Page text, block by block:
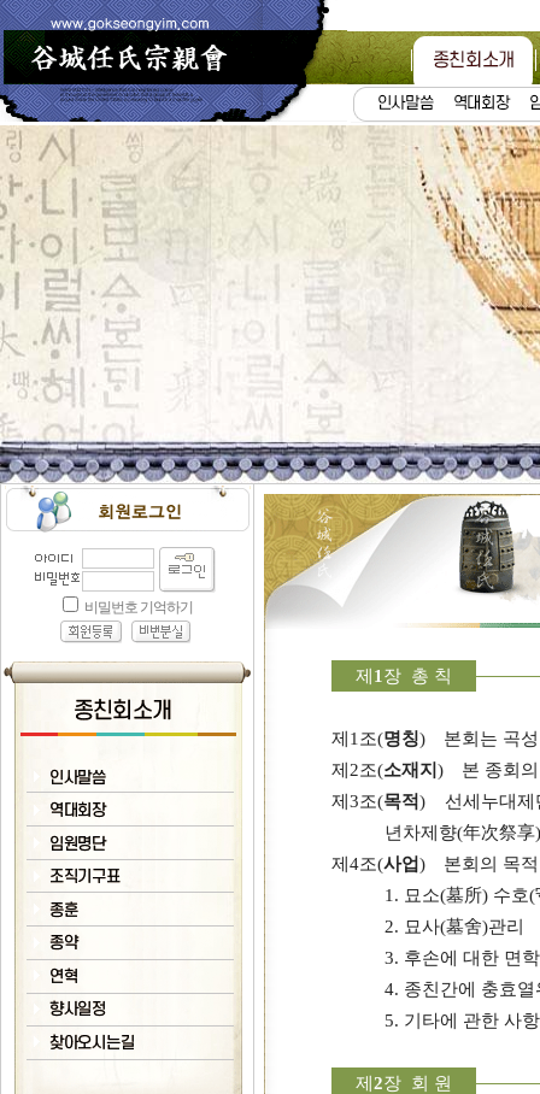
제 1 장 총 칙
제1조(명칭) 본회는 곡성
제2조(소재지 ) 본 종회의
제3조(목적) 선세누대제
년차제향(年次祭
제4조(사업) 본회의 목적
1. 묘소(墓所) 수호
2. 묘사(墓舍)관리
3. 후손에 대한 면
4. 종친간에 충효
5. 기타에 관한 사항
제 2장 회 원